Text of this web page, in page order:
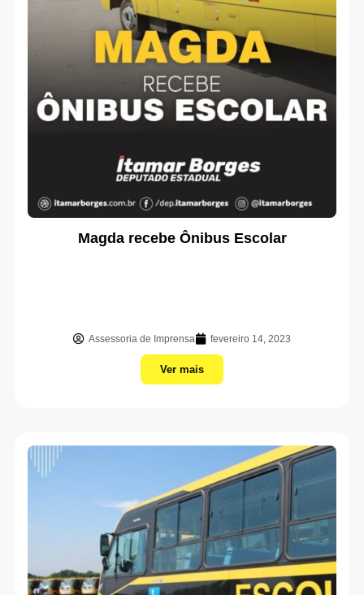
Magda recebe Ônibus Escolar
Assessoria de Imprensa fevereiro 14, 2023
Ver mais